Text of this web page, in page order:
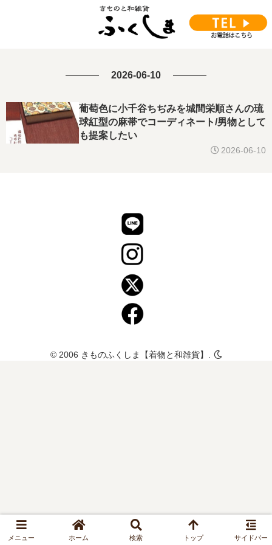
2026-06-10
葡萄色に小千谷ちぢみを城間栄順さんの琉
球紅型の麻帯でコーディネート/男物として
も提案したい
2026-06-10
© 2006 きものふくしま【着物と和雑貨】.
メニュー ホーム 検索 トップ サイドバー